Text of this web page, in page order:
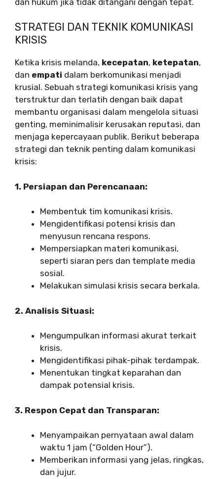
STRATEGI DAN TEKNIK KOMUNIKASI
KRISIS
Ketika krisis melanda, kecepatan, ketepatan,
dan empati dalam berkomunikasi menjadi
krusial. Sebuah strategi komunikasi krisis yang
terstruktur dan terlatih dengan baik dapat
membantu organisasi dalam mengelola situasi
genting, meminimalisir kerusakan reputasi, dan
menjaga kepercayaan publik. Berikut beberapa
strategi dan teknik penting dalam komunikasi
krisis:
1. Persiapan dan Perencanaan:
Membentuk tim komunikasi krisis.
Mengidentifikasi potensi krisis dan
menyusun rencana respons.
Mempersiapkan materi komunikasi,
seperti siaran pers dan template media
sosial.
Melakukan simulasi krisis secara berkala.
2. Analisis Situasi:
Mengumpulkan informasi akurat terkait
krisis.
Mengidentifikasi pihak-pihak terdampak.
Menentukan tingkat keparahan dan
dampak potensial krisis.
3. Respon Cepat dan Transparan:
Menyampaikan pernyataan awal dalam
waktu 1 jam (“Golden Hour”).
Memberikan informasi yang jelas, ringkas,
dan jujur.